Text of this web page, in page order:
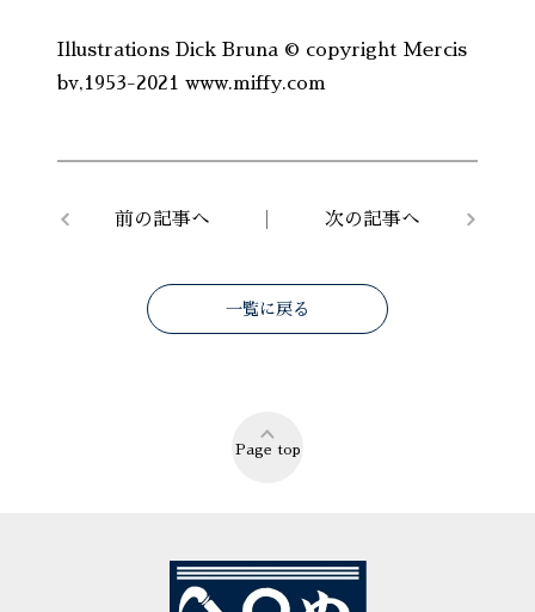
Illustrations Dick Bruna © copyright Mercis
bv,1953-2021 www.miffy.com
前の記事へ 次の記事へ
一覧に戻る
Page top